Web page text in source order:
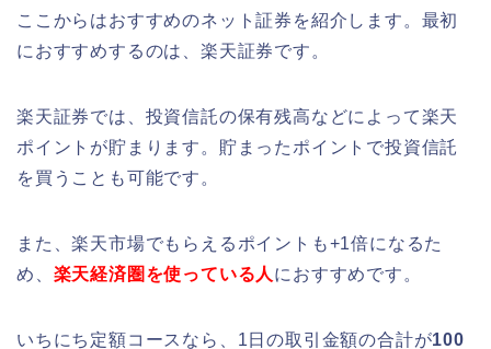
ここからはおすすめのネット証券を紹介します。最初
におすすめするのは、楽天証券です。
楽天証券では、投資信託の保有残高などによって楽天
ポイントが貯まります。貯まったポイントで投資信託
を買うことも可能です。
また、楽天市場でもらえるポイントも+1倍になるた
め、 楽天経済圏を使っている人 におすすめです。
いちにち定額コースなら、1日の取引金額の合計が100